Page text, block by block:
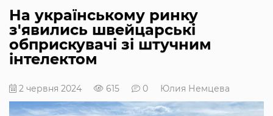
На українському ринку
з'явились швейцарські
обприскувачі зі штучним
інтелектом
2 червня 2024 615 0 Юлия Немцева